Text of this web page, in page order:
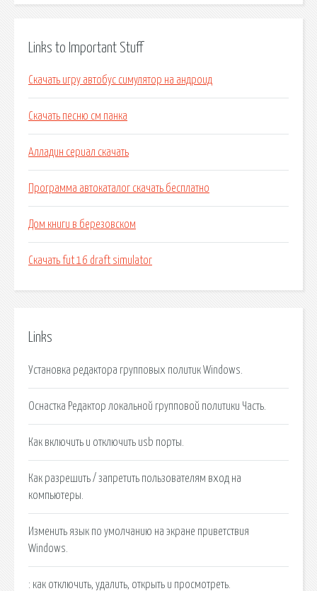
Links to Important Stuff
Скачать игру автобус симулятор на андроид
Скачать песню см панка
Алладин сериал скачать
Программа автокаталог скачать бесплатно
Дом книги в березовском
Скачать fut 16 draft simulator
Links
Установка редактора групповых политик Windows.
Оснастка Редактор локальной групповой политики Часть.
Как включить и отключить usb порты.
Как разрешить / запретить пользователям вход на
компьютеры.
Изменить язык по умолчанию на экране приветствия
Windows.
: как отключить, удалить, открыть и просмотреть.